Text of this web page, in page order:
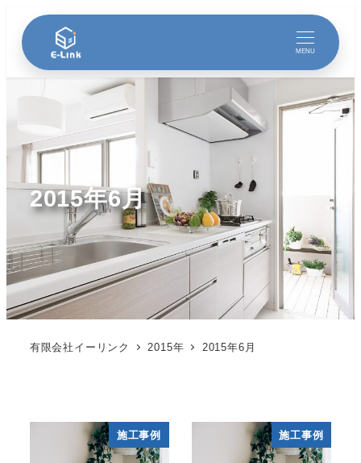
MENU
2015年6月
有限会社イーリンク 2015年 2015年6月
施工事例 施工事例